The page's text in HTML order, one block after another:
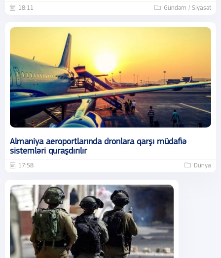
18:11 Gündəm / Siyasət
Almaniya aeroportlarında dronlara qarşı müdafiə
sistemləri quraşdırılır
17:58 Dünya